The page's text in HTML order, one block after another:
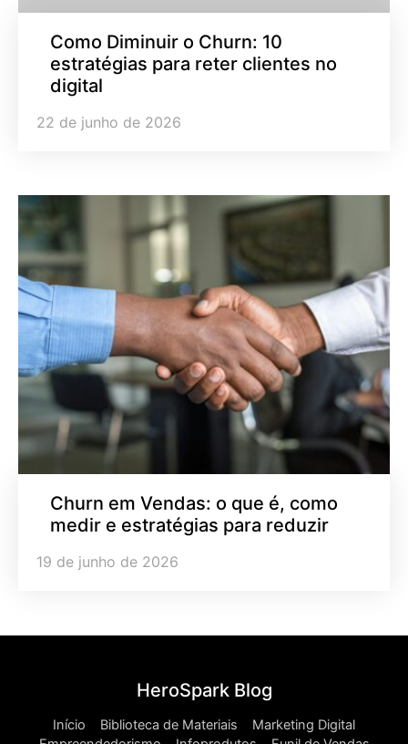
Como Diminuir o Churn: 10
estratégias para reter clientes no
digital
22 de junho de 2026
Churn em Vendas: o que é, como
medir e estratégias para reduzir
19 de junho de 2026
Início Biblioteca de Materiais
Marketing Digital
HeroSpark Blog